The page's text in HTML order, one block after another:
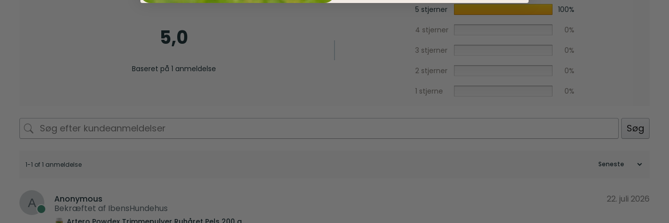
5,0
Baseret på 1 anmeldelse
5 stjerner 100%
4 stjerner 0%
3 stjerner 0%
2 stjerner 0%
1 stjerne 0%
Søg
1-1 of 1 anmeldelse
Anonymous
Bekræftet af IbensHundehus
22. juli 2026